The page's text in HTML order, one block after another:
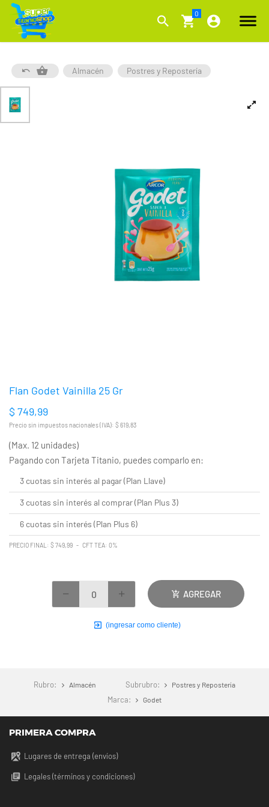
Almacén Postres y Repostería
Flan Godet Vainilla 25 Gr
$ 749,99
Precio sin impuestos nacionales (IVA): $ 619,83
(Max. 12 unidades)
Pagando con Tarjeta Titanio, puedes comparlo en:
3 cuotas sin interés al pagar (Plan Llave)
3 cuotas sin interés al comprar (Plan Plus 3)
6 cuotas sin interés (Plan Plus 6)
PRECIO FINAL: $ 749,99 - CFT TEA: 0%
AGREGAR
(ingresar como cliente)
Rubro: Almacén Subrubro: Postres y Repostería
Marca: Godet
PRIMERA COMPRA
Lugares de entrega (envíos)
Legales (términos y condiciones)